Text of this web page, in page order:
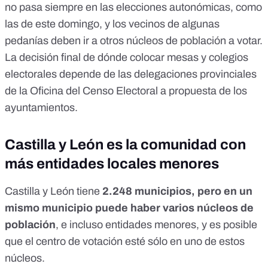
no pasa siempre en las elecciones autonómicas, como
las de este domingo, y los vecinos de algunas
pedanías deben ir a otros núcleos de población a votar.
La decisión final de dónde colocar mesas y colegios
electorales depende de las delegaciones provinciales
de la Oficina del Censo Electoral a propuesta de los
ayuntamientos.
Castilla y León es la comunidad con
más entidades locales menores
Castilla y León tiene 2.248 municipios, pero en un
mismo municipio puede haber varios núcleos de
población, e incluso entidades menores, y es posible
que el centro de votación esté sólo en uno de estos
núcleos.